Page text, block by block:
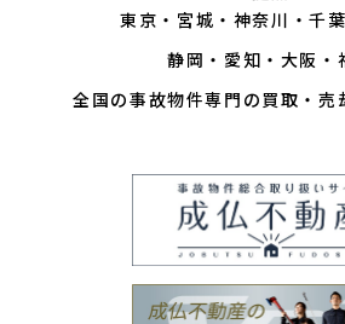
東京
宮城 神奈川 千葉
静岡
愛知 大阪
全国の事故物件専門の買取・売